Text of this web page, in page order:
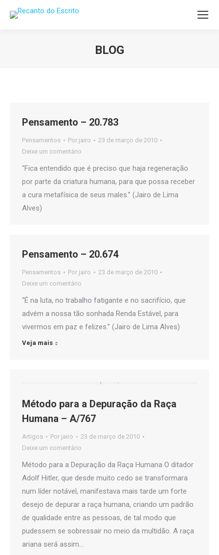
BLOG
Pensamento – 20.783
Pensamentos Por jairo
23 de março de 2010
Deixe um comentário
“Fica entendido que é preciso que haja regeneração
por parte da criatura humana, para que possa receber
a cura metafísica de seus males.” (Jairo de Lima
Alves)
Pensamento – 20.674
Pensamentos Por jairo
23 de março de 2010
Deixe um comentário
“É na luta, no trabalho fatigante e no sacrifício, que
advém a nossa tão sonhada Renda Estável, para
vivermos em paz e felizes.” (Jairo de Lima Alves)
Veja mais
Método para a Depuração da Raça
Humana – A/767
Artigos Por jairo
23 de março de 2010
Deixe um comentário
Método para a Depuração da Raça Humana O ditador
Adolf Hitler, que desde muito cedo se transformara
num líder notável, manifestava mais tarde um forte
desejo de depurar a raça humana, criando um padrão
de qualidade entre as pessoas, de tal modo que
pudessem se sobressair no meio da multidão. A raça
ariana será assim…